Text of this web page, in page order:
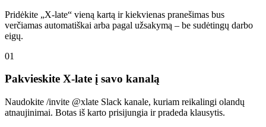
Pridėkite „X-late“ vieną kartą ir kiekvienas pranešimas bus
verčiamas automatiškai arba pagal užsakymą – be sudėtingų darbo
eigų.
01
Pakvieskite X-late į savo kanalą
Naudokite /invite @xlate Slack kanale, kuriam reikalingi olandų
atnaujinimai. Botas iš karto prisijungia ir pradeda klausytis.